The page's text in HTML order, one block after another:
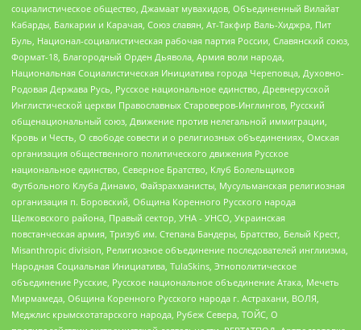
социалистическое общество, Джамаат мувахидов, Объединенный Вилайат
Кабарды, Балкарии и Карачая, Союз славян, Ат-Такфир Валь-Хиджра, Пит
Буль, Национал-социалистическая рабочая партия России, Славянский союз,
Формат-18, Благородный Орден Дьявола, Армия воли народа,
Национальная Социалистическая Инициатива города Череповца, Духовно-
Родовая Держава Русь, Русское национальное единство, Древнерусской
Инглистической церкви Православных Староверов-Инглингов, Русский
общенациональный союз, Движение против нелегальной иммиграции,
Кровь и Честь, О свободе совести и о религиозных объединениях, Омская
организация общественного политического движения Русское
национальное единство, Северное Братство, Клуб Болельщиков
Футбольного Клуба Динамо, Файзрахманисты, Мусульманская религиозная
организация п. Боровский, Община Коренного Русского народа
Щелковского района, Правый сектор, УНА - УНСО, Украинская
повстанческая армия, Тризуб им. Степана Бандеры, Братство, Белый Крест,
Misanthropic division, Религиозное объединение последователей инглиизма,
Народная Социальная Инициатива, TulaSkins, Этнополитическое
объединение Русские, Русское национальное объединение Атака, Мечеть
Мирмамеда, Община Коренного Русского народа г. Астрахани, ВОЛЯ,
Меджлис крымскотатарского народа, Рубеж Севера, ТОЙС, О